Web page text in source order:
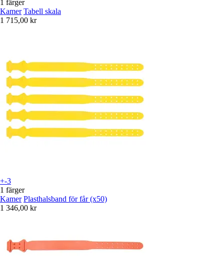
1 färger
Kamer Tabell skala
1 715,00 kr
+-3
1 färger
Kamer Plasthalsband för får (x50)
1 346,00 kr